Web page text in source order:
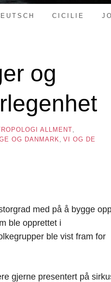
CICILIE
og
ALLMENT
OG DANMARK
VI OG DE
med på å bygge
ble opprettet i
ble vist fram for
gjerne presentert på